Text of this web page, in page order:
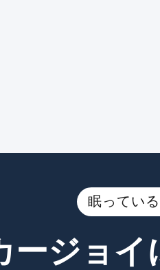
眠ってい
ージョイ